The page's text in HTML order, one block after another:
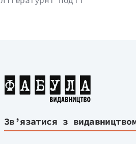
Зв’язатися з